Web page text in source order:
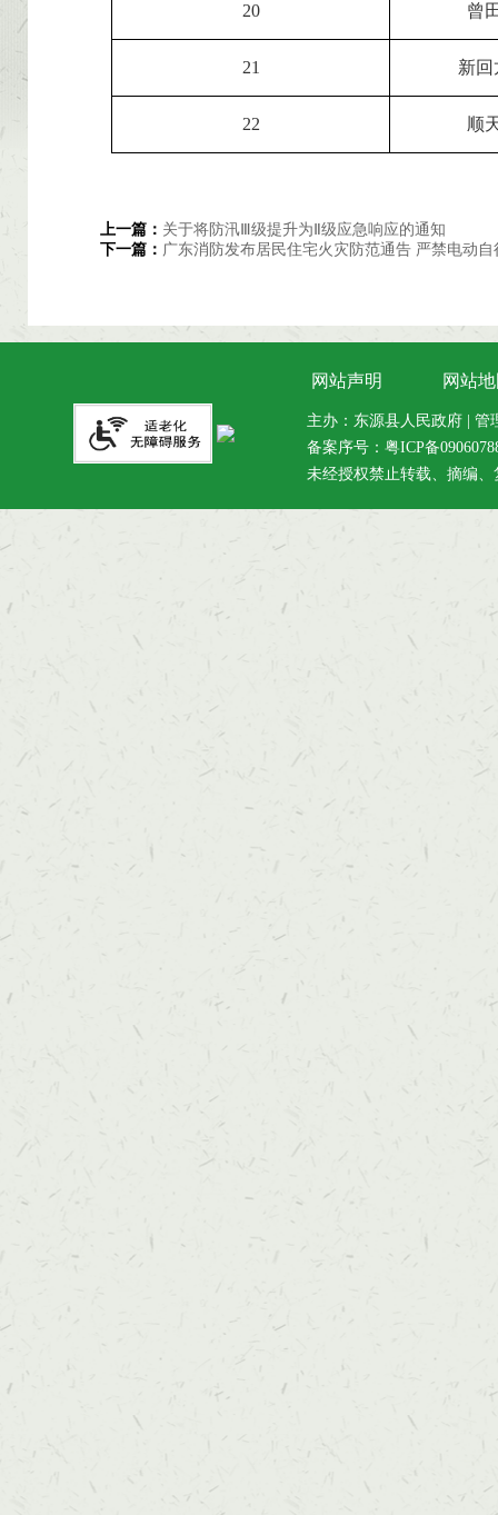
20 曾
21 新回
22 顺
上一篇： 关于将防汛Ⅲ级提升为Ⅱ级应急响应的通知
下一篇： 广东消防发布居民住宅火灾防范通告 严禁电动
网站声明 网站
主办：东源县人民政府 | 管
备案序号： 粤ICP备
未经授权禁止转载、摘编